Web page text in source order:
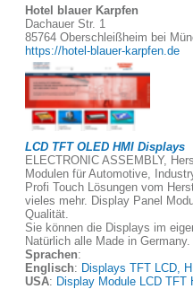
Hotel blauer Karpfen
Dachauer Str. 1
85764 Oberschleißheim bei
https://hotel-blauer-karpfen.de
LCD TFT OLED HMI Displays
ELECTRONIC ASSEMBLY,
Modulen für Automotive,
Profi Touch Lösungen vom
vieles mehr. Display Panel
Qualität.
Sie können die Displays im
Natürlich alle Made in Germany.
Sprachen:
Englisch: Displays TFT LCD,
USA: Display Module LCD TFT